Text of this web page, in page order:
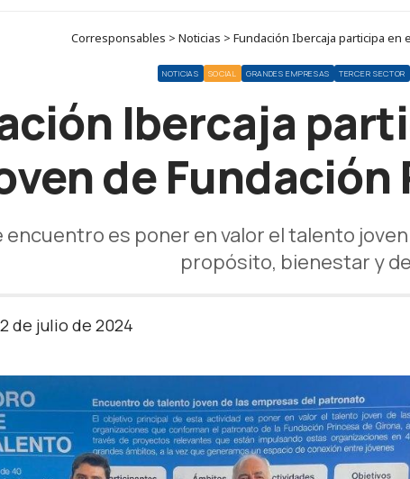
Corresponsables > Noticias > Fundación Ibercaja participa en
NOTICIAS SOCIAL GRANDES EMPRESAS TERCER SECTOR
Ibercaja
de
encuentro es poner en valor el talento
propósito, bienestar y
de julio de 2024